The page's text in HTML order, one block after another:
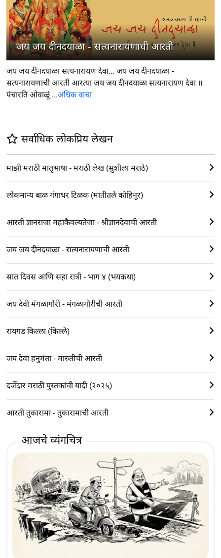
7
जय जय दीनदयाळा - सत्यनारायणाची आरती
जय जय दीनदयाळा सत्यनारायण देवा... जय जय दीनदयाळा -
सत्यनारायणाची आरती आरत्या जय जय दीनदयाळा सत्यनारायण देवा ॥
पंचारति ओवाळूं ...अधिक वाचा
सर्वाधिक लोकप्रिय लेखन
माझी मराठी मातृभाषा - मराठी लेख (सुशीला मराठे)
लोकमान्य बाळ गंगाधर टिळक (मातीतले कोहिनूर)
आरती ज्ञानराजा महाकैवल्यतेजा - श्रीज्ञानदेवाची आरती
जय जय दीनदयाळा - सत्यनारायणाची आरती
सात दिवस आणि सहा रात्री - भाग ४ (भयकथा)
जय देवी मंगळागौरी - मंगळागौरीची आरती
रायगड किल्ला (किल्ले)
जय देवा हनुमंता - मारुतीची आरती
दर्जेदार मराठी पुस्तकांची यादी (२०२५)
आरती तुकारामा - तुकारामाची आरती
आजचे व्यंगचित्र